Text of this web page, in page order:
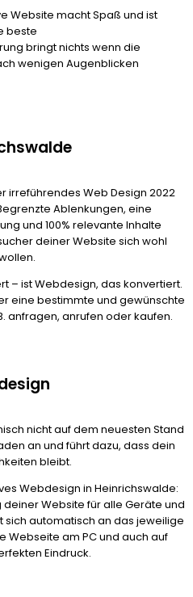
Website macht Spaß und ist
beste
bringt nichts wenn die
wenigen Augenblicken
irreführendes Web Design 2022
Ablenkungen, eine
und 100% relevante Inhalte
deiner Website sich wohl
– ist Webdesign, das konvertiert.
eine bestimmte und gewünschte
anfragen, anrufen oder kaufen.
nicht auf dem neuesten Stand
an und führt dazu, dass dein
bleibt.
Webdesign in Heinrichswalde:
Website für alle Geräte und
sich automatisch an das jeweilige
Webseite am PC und auch auf
Eindruck.